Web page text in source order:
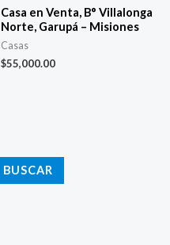
BUSCAR
Casa en Venta, B° Villalonga
Norte, Garupá – Misiones
Casas
$55,000.00